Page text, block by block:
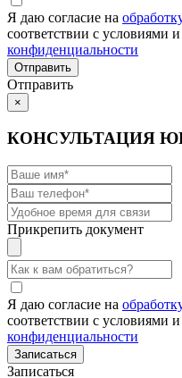
Я даю согласие на
соответствии с условиями
конфиденциальности
Отправить
×
КОНСУЛЬТАЦИЯ
Прикрепить документ
Я даю согласие на
соответствии с условиями
конфиденциальности
Записаться